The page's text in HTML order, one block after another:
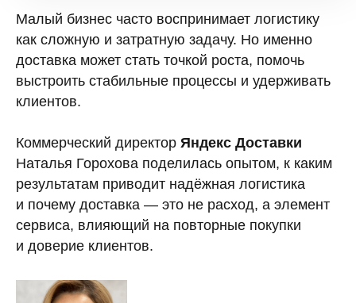
Малый бизнес часто воспринимает логистику
как сложную и затратную задачу. Но именно
доставка может стать точкой роста, помочь
выстроить стабильные процессы и удерживать
клиентов.
Коммерческий директор Яндекс Доставки
Наталья Горохова поделилась опытом, к каким
результатам приводит надёжная логистика
и почему доставка — это не расход, а элемент
сервиса, влияющий на повторные покупки
и доверие клиентов.